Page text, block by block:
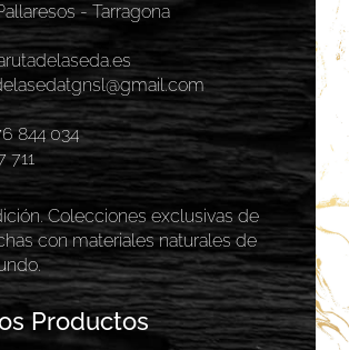
- Tarragona
844 034
711
Colecciones exclusivas de
con materiales naturales de
Productos